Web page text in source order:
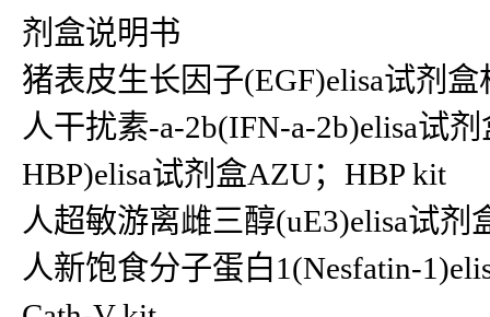
剂盒说明书
猪表皮生长因子(EGF)elisa试剂
人干扰素-a-2b(IFN-a-2b)elisa试
HBP)elisa试剂盒AZU；HBP kit
人超敏游离雌三醇(uE3)elisa试剂
人新饱食分子蛋白1(Nesfatin-